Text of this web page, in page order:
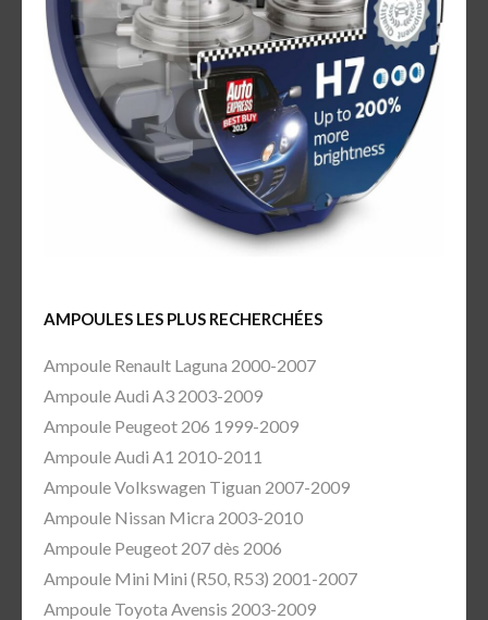
AMPOULES LES PLUS RECHERCHÉES
Ampoule Renault Laguna 2000-2007
Ampoule Audi A3 2003-2009
Ampoule Peugeot 206 1999-2009
Ampoule Audi A1 2010-2011
Ampoule Volkswagen Tiguan 2007-2009
Ampoule Nissan Micra 2003-2010
Ampoule Peugeot 207 dès 2006
Ampoule Mini Mini (R50, R53) 2001-2007
Ampoule Toyota Avensis 2003-2009